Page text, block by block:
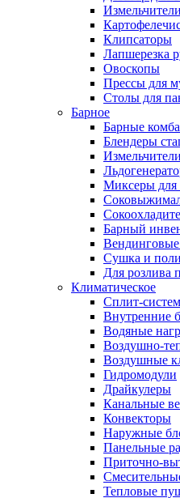
Измельчители
Клипсаторы
Лапшерезка
Овоскопы
Прессы для
Столы для
Барное
Барные
Блендеры
Миксеры для
Барный
Сушка и
Для розлива
Климатическое
Сплит-
Внутренние
Водяные
Воздушно-
Воздушные
Гидромодули
Драйкулеры
Канальные
Конвекторы
Наружные
Панельные
Приточно-
Тепловые